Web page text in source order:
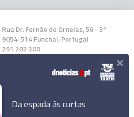
Rua Dr. Fernão de Ornelas, 56 - 3º
9054-514 Funchal, Portugal
291 202 300
Instale a nossa App
Da espada às curtas
×